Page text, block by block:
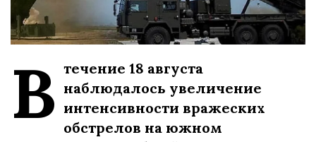
В течение 18 августа
наблюдалось увеличение
интенсивности вражеских
обстрелов на южном